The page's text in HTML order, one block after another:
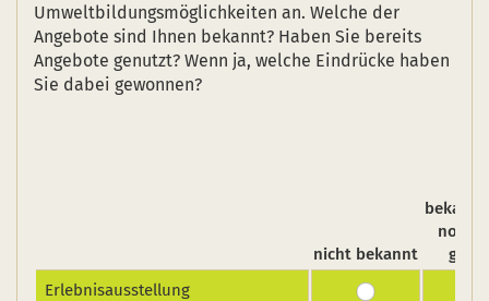
Umweltbildungsmöglichkeiten an. Welche der
Angebote sind Ihnen bekannt? Haben Sie bereits
Angebote genutzt? Wenn ja, welche Eindrücke haben
Sie dabei gewonnen?
nicht bekannt
noch
Erlebnisausstellung